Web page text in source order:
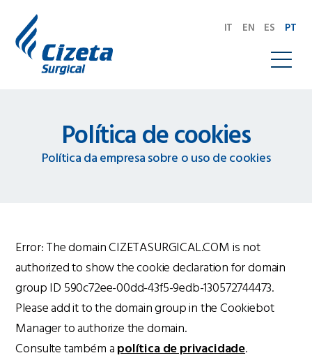
IT EN ES PT
Política de cookies
Política da empresa sobre o uso de cookies
Error: The domain CIZETASURGICAL.COM is not
authorized to show the cookie declaration for domain
group ID 590c72ee-00dd-43f5-9edb-130572744473.
Please add it to the domain group in the Cookiebot
Manager to authorize the domain.
Consulte também apolítica de privacidade.